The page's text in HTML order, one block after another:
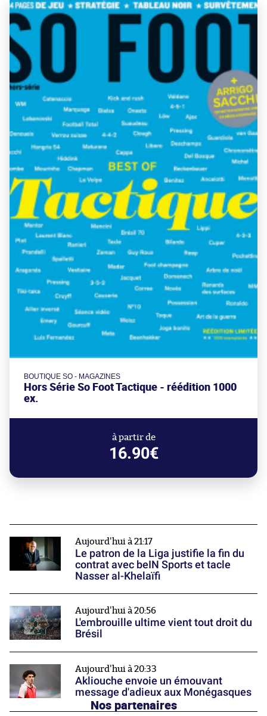
BOUTIQUE SO - MAGAZINES
Hors Série So Foot Tactique - réédition 1000
ex.
à partir de
16.90€
Aujourd'hui à 21:17
Le patron de la Liga justifie la fin du
contrat avec beIN Sports et tacle
Nasser al-Khelaïfi
Aujourd'hui à 20:56
L'embrouille ultime vient tout droit du
Brésil
Aujourd'hui à 20:33
Akliouche envoie un émouvant
message d'adieux aux Monégasques
Nos partenaires